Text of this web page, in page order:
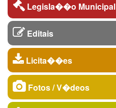
Legisla��o Municipal
Editais
Licita��es
Fotos / V�deos